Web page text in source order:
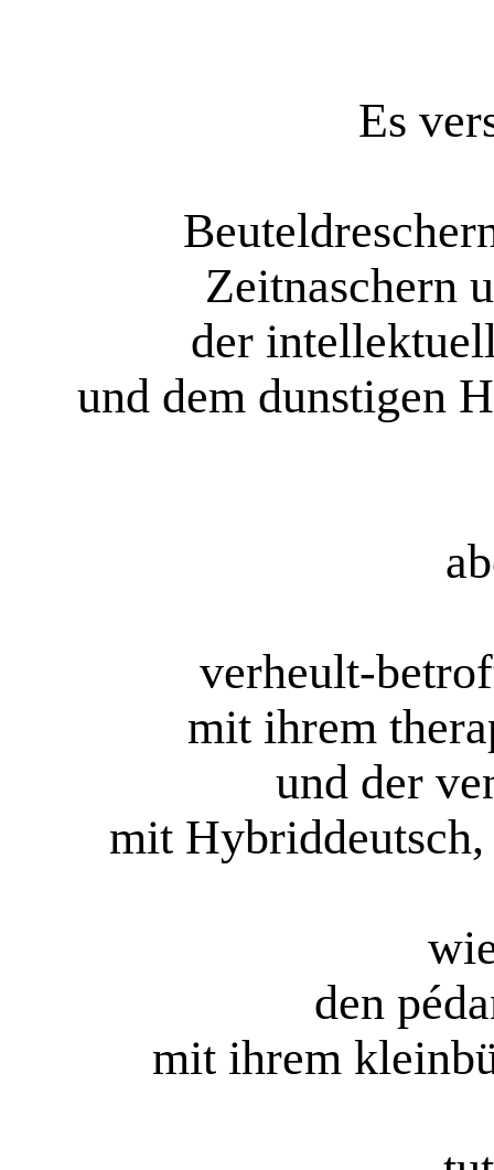
Es
Zeitnaschern
der
und dem dunstigen
verheult-
mit ihrem
und der
mit
den
mit ihrem